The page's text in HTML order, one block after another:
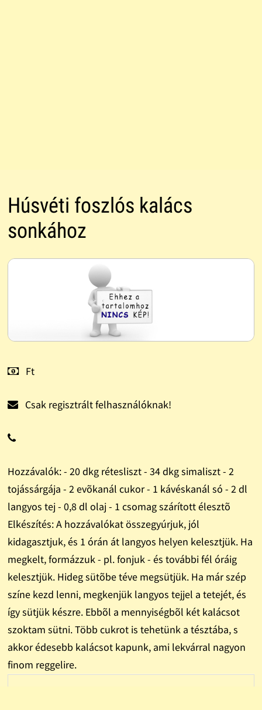
Húsvéti foszlós kalács
sonkához
Ft
Csak regisztrált felhasználóknak!
Hozzávalók: - 20 dkg rétesliszt - 34 dkg simaliszt - 2
tojássárgája - 2 evõkanál cukor - 1 kávéskanál só - 2 dl
langyos tej - 0,8 dl olaj - 1 csomag szárított élesztõ
Elkészítés: A hozzávalókat összegyúrjuk, jól
kidagasztjuk, és 1 órán át langyos helyen kelesztjük. Ha
megkelt, formázzuk - pl. fonjuk - és további fél óráig
kelesztjük. Hideg sütõbe téve megsütjük. Ha már szép
színe kezd lenni, megkenjük langyos tejjel a tetejét, és
így sütjük készre. Ebbõl a mennyiségbõl két kalácsot
szoktam sütni. Több cukrot is tehetünk a tésztába, s
akkor édesebb kalácsot kapunk, ami lekvárral nagyon
finom reggelire.